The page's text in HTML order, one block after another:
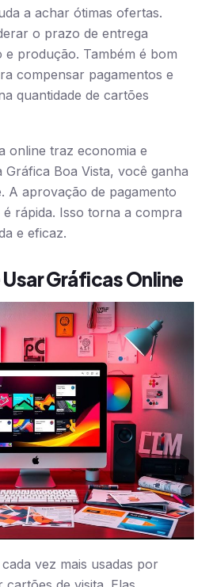
a achar ótimas ofertas.
o prazo de entrega
e produção. Também é bom
compensar pagamentos e
quantidade de cartões
online traz economia e
Gráfica Boa Vista, você ganha
A aprovação de pagamento
rápida. Isso torna a compra
e eficaz.
Gráficas Online
vez mais usadas por